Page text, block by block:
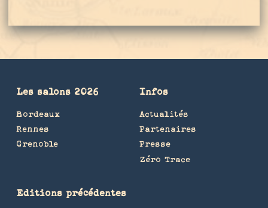
Les salons 2026
Bordeaux
Rennes
Grenoble
Infos
Actualités
Partenaires
Presse
Zéro Trace
Editions précédentes